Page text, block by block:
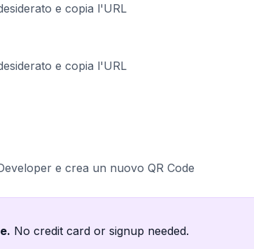
e copia l'URL
e copia l'URL
e crea un nuovo QR Code
. No credit card or signup needed.